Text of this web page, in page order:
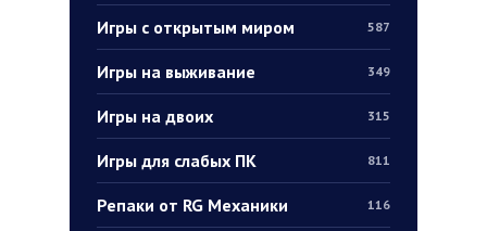
Игры с открытым миром 587
Игры на выживание 349
Игры на двоих 315
Игры для слабых ПК 811
Репаки от RG Механики 116